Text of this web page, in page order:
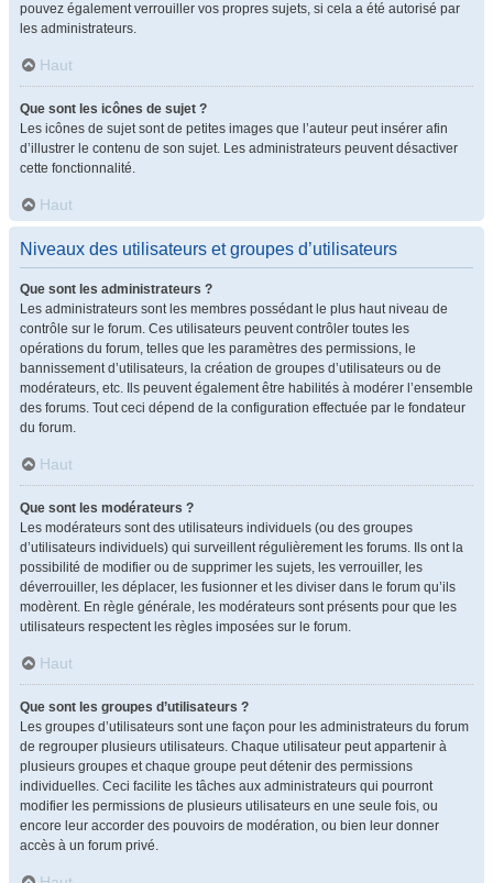
pouvez également verrouiller vos propres sujets, si cela a été autorisé par
les administrateurs.
Haut
Que sont les icônes de sujet ?
Les icônes de sujet sont de petites images que l’auteur peut insérer afin
d’illustrer le contenu de son sujet. Les administrateurs peuvent désactiver
cette fonctionnalité.
Haut
Niveaux des utilisateurs et groupes d’utilisateurs
Que sont les administrateurs ?
Les administrateurs sont les membres possédant le plus haut niveau de
contrôle sur le forum. Ces utilisateurs peuvent contrôler toutes les
opérations du forum, telles que les paramètres des permissions, le
bannissement d’utilisateurs, la création de groupes d’utilisateurs ou de
modérateurs, etc. Ils peuvent également être habilités à modérer l’ensemble
des forums. Tout ceci dépend de la configuration effectuée par le fondateur
du forum.
Haut
Que sont les modérateurs ?
Les modérateurs sont des utilisateurs individuels (ou des groupes
d’utilisateurs individuels) qui surveillent régulièrement les forums. Ils ont la
possibilité de modifier ou de supprimer les sujets, les verrouiller, les
déverrouiller, les déplacer, les fusionner et les diviser dans le forum qu’ils
modèrent. En règle générale, les modérateurs sont présents pour que les
utilisateurs respectent les règles imposées sur le forum.
Haut
Que sont les groupes d’utilisateurs ?
Les groupes d’utilisateurs sont une façon pour les administrateurs du forum
de regrouper plusieurs utilisateurs. Chaque utilisateur peut appartenir à
plusieurs groupes et chaque groupe peut détenir des permissions
individuelles. Ceci facilite les tâches aux administrateurs qui pourront
modifier les permissions de plusieurs utilisateurs en une seule fois, ou
encore leur accorder des pouvoirs de modération, ou bien leur donner
accès à un forum privé.